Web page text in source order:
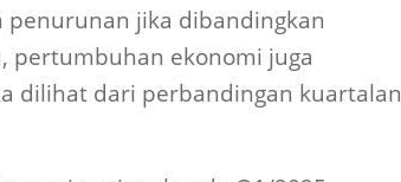
penurunan jika dibandingkan
pertumbuhan ekonomi juga
dilihat dari perbandingan kuartalan